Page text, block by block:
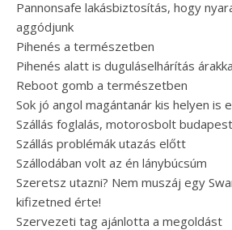
Pannonsafe lakásbiztosítás, hogy
aggódjunk
Pihenés a természetben
Pihenés alatt is duguláselhárítás
Reboot gomb a természetben
Sok jó angol magántanár kis helyen is
Szállás foglalás, motorosbolt budapest
Szállás problémák utazás előtt
Szállodában volt az én lánybúcsúm
Szeretsz utazni? Nem muszáj egy
kifizetned érte!
Szervezeti tag ajánlotta a megoldást